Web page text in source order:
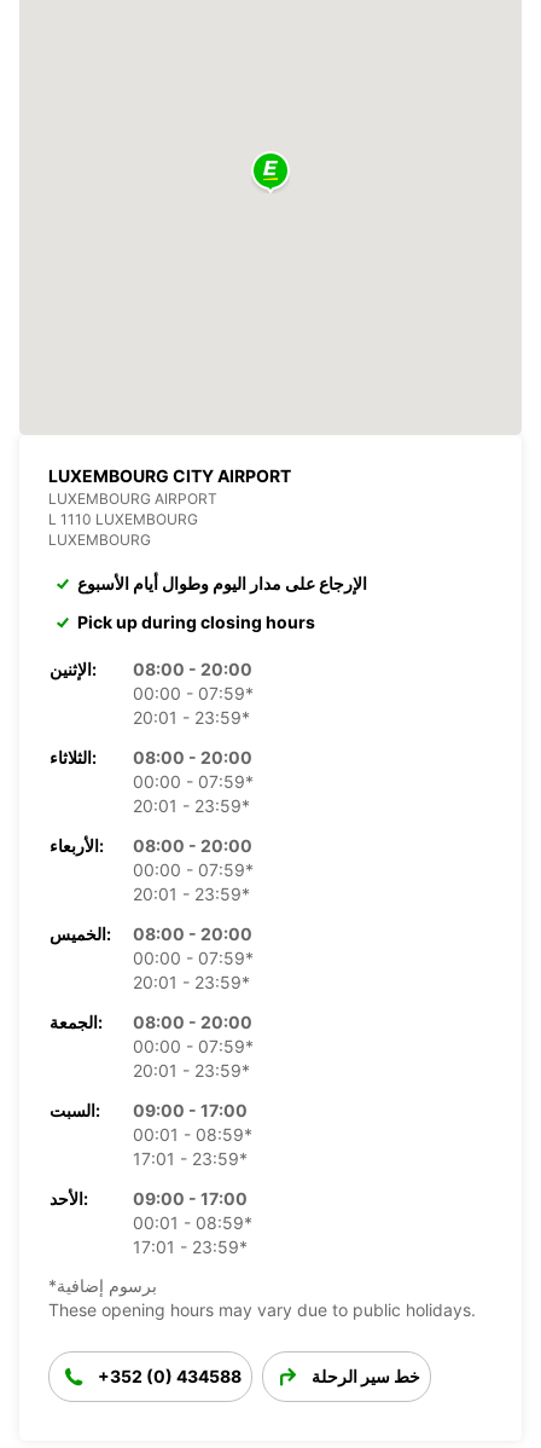
LUXEMBOURG CITY AIRPORT
LUXEMBOURG AIRPORT
L 1110 LUXEMBOURG
LUXEMBOURG
الإرجاع على مدار اليوم وطوال أيام الأسبوع
Pick up during closing hours
الإثنين:
08:00 - 20:00
00:00 - 07:59*
20:01 - 23:59*
الثلاثاء:
08:00 - 20:00
00:00 - 07:59*
20:01 - 23:59*
الأربعاء:
08:00 - 20:00
00:00 - 07:59*
20:01 - 23:59*
الخميس:
08:00 - 20:00
00:00 - 07:59*
20:01 - 23:59*
الجمعة:
08:00 - 20:00
00:00 - 07:59*
20:01 - 23:59*
السبت:
09:00 - 17:00
00:01 - 08:59*
17:01 - 23:59*
الأحد:
09:00 - 17:00
00:01 - 08:59*
17:01 - 23:59*
*برسوم إضافية
These opening hours may vary due to public holidays.
+352 (0) 434588 خط سير الرحلة